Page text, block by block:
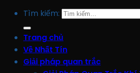
Tìm kiếm:
Trang chủ
Về Nhất Tín
Giải pháp quan trắc